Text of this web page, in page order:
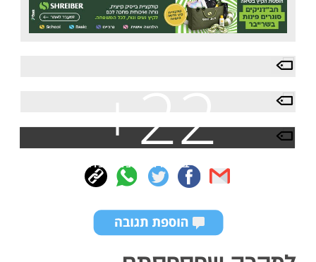
+22
צפה בעוד תמונות